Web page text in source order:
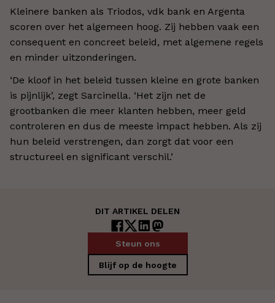
Kleinere banken als Triodos, vdk bank en Argenta
scoren over het algemeen hoog. Zij hebben vaak een
consequent en concreet beleid, met algemene regels
en minder uitzonderingen.
‘De kloof in het beleid tussen kleine en grote banken
is pijnlijk’, zegt Sarcinella. ‘Het zijn net de
grootbanken die meer klanten hebben, meer geld
controleren en dus de meeste impact hebben. Als zij
hun beleid verstrengen, dan zorgt dat voor een
structureel en significant verschil.’
DIT ARTIKEL DELEN
Steun ons
Blijf op de hoogte